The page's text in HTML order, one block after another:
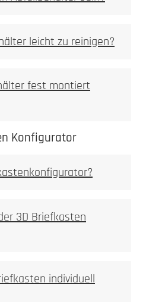
einbetoniert
leicht zu reinigen?
fest montiert
Konfigurator
3D Briefkasten
individuell